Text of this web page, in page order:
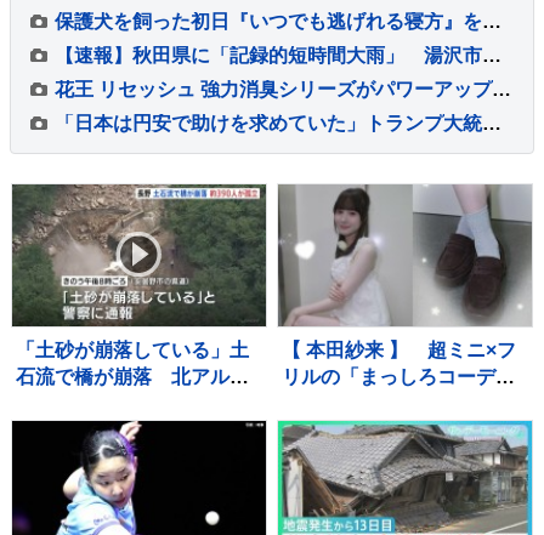
保護犬を飼った初日『いつでも逃げれる寝方』をしていて…愛情を与え続けた結果→感動的な『現在の寝相』に反響「愛されてる顔」「幸せで嬉しい」
【速報】秋田県に「記録的短時間大雨」 湯沢市付近で1時間に約100ミリの猛烈な雨 災害警戒 9日13:49時点
花王 リセッシュ 強力消臭シリーズがパワーアップ☆ 自分自身では気づかない無自覚臭まで消臭♪ タバコ 焼肉などのニオイ原因物質への消臭力も向上◎ 99％除菌ウイルス除去
「日本は円安で助けを求めていた」トランプ大統領“28年ぶり日米協調介入” 一方 食料品消費税“2年間1%”へ「財源なき減税は無責任」との批判も 円安の流れは変えられるか…【サンデーモーニング】
「土砂が崩落している」土
石流で橋が崩落 北アルプ
に登山客など約390人が孤
立状態 長野
【 本田紗来 】 超ミニ×フ
リルの「まっしろコーデ」
わ！」と絶賛 「天使すぎ
っ」可愛さにファン歓喜